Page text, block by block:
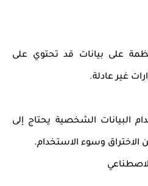
على بيانات قد تحتوي على
غير عادلة.
البيانات الشخصية يحتاج إلى
وسوء الاستخدام.